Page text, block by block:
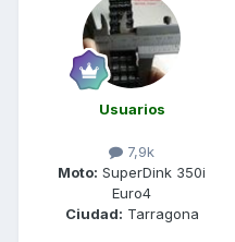
Usuarios
7,9k
Moto: SuperDink 350i
Euro4
Ciudad: Tarragona